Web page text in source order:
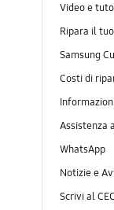
Video e
Ripara il
Samsung
Costi di
Assistenza
WhatsApp
Notizie e
Scrivi al